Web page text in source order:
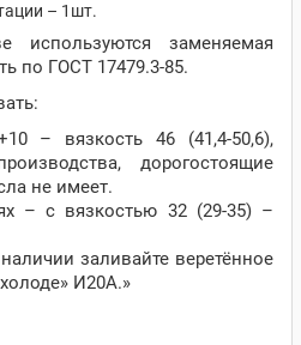
– 1шт.
используются заменяемая
по ГОСТ 17479.3-85.
– вязкость 46 (41,4-50,6),
дорогостоящие
не имеет.
– с вязкостью 32 (29-35) –
заливайте веретённое
И20А.»